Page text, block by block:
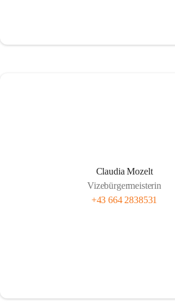
Claudia Mozelt
Vizebürgermeisterin
+43 664 2838531